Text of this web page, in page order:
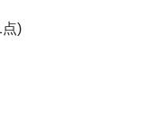
)